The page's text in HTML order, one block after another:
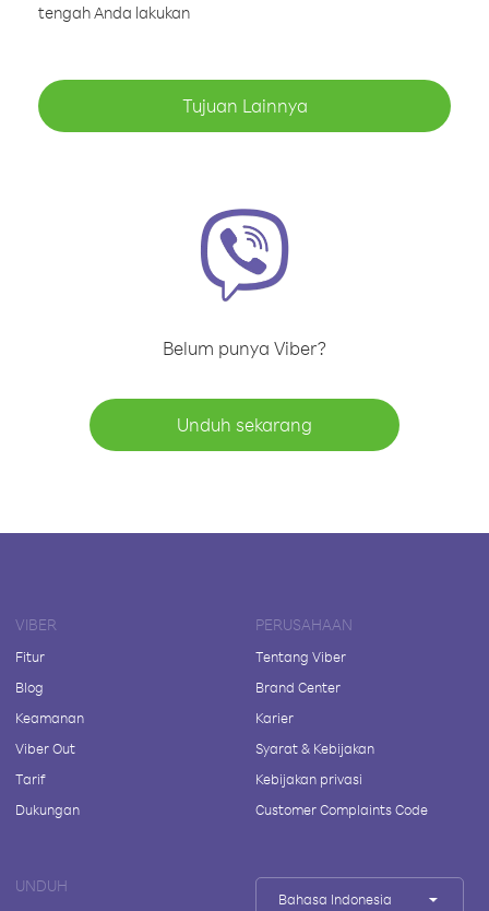
tengah Anda lakukan
Tujuan Lainnya
Belum punya Viber?
Unduh sekarang
VIBER
Fitur
Blog
Keamanan
Viber Out
Tarif
Dukungan
PERUSAHAAN
Tentang Viber
Brand Center
Karier
Syarat & Kebijakan
Kebijakan privasi
Customer Complaints Code
UNDUH
Bahasa Indonesia